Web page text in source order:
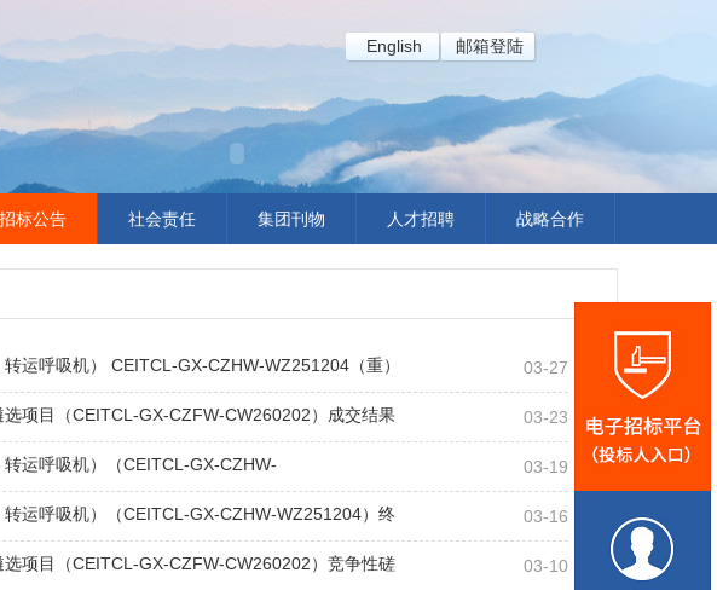
邮箱登陆
English
招标公告 社会责任 集团刊物 人才招聘 战略合作
运呼吸机） CEITCL-GX-CZHW-WZ251204（重） 03-27
项目（CEITCL-GX-CZFW-CW260202）成交结果 03-23
运呼吸机）（CEITCL-GX-CZHW- 03-19
运呼吸机）（CEITCL-GX-CZHW-WZ251204）终 03-16
项目（CEITCL-GX-CZFW-CW260202）竞争性磋 03-10